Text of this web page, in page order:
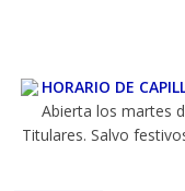
Abierta los martes
Titulares. Salvo